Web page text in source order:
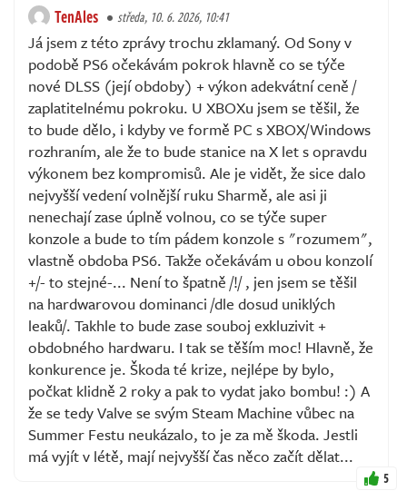
TenAles středa, 10. 6. 2026, 10:41
Já jsem z této zprávy trochu zklamaný. Od Sony v
podobě PS6 očekávám pokrok hlavně co se týče
nové DLSS (její obdoby) + výkon adekvátní ceně /
zaplatitelnému pokroku. U XBOXu jsem se těšil, že
to bude dělo, i kdyby ve formě PC s XBOX/Windows
rozhraním, ale že to bude stanice na X let s opravdu
výkonem bez kompromisů. Ale je vidět, že sice dalo
nejvyšší vedení volnější ruku Sharmě, ale asi ji
nenechají zase úplně volnou, co se týče super
konzole a bude to tím pádem konzole s "rozumem",
vlastně obdoba PS6. Takže očekávám u obou konzolí
+/- to stejné-... Není to špatně /!/ , jen jsem se těšil
na hardwarovou dominanci /dle dosud uniklých
leaků/. Takhle to bude zase souboj exkluzivit +
obdobného hardwaru. I tak se těším moc! Hlavně, že
konkurence je. Škoda té krize, nejlépe by bylo,
počkat klidně 2 roky a pak to vydat jako bombu! :) A
že se tedy Valve se svým Steam Machine vůbec na
Summer Festu neukázalo, to je za mě škoda. Jestli
má vyjít v létě, mají nejvyšší čas něco začít dělat...
5